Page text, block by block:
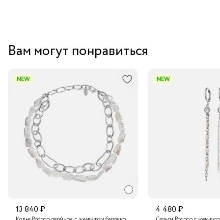
Вам могут понравиться
NEW
13 840 ₽
NEW
4 480 ₽